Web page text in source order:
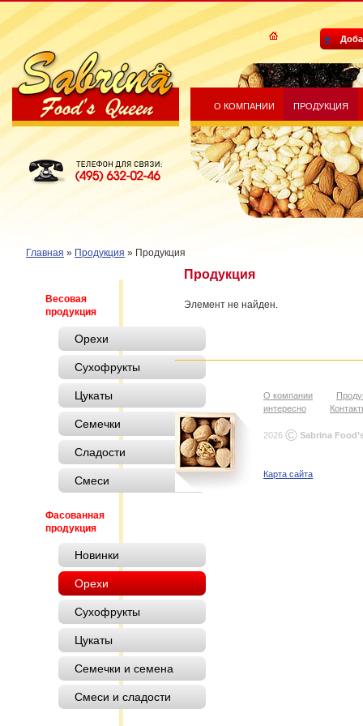
Sabrina Food's Queen
О КОМПАНИИ ПРОДУКЦИЯ
Главная » Продукция » Продукция
Весовая
продукция
Орехи
Сухофрукты
Цукаты
Семечки
Сладости
Смеси
Фасованная
продукция
Новинки
Орехи
Сухофрукты
Цукаты
Семечки и семена
Смеси и сладости
Продукция
Элемент не найден.
О компании
интересно
2026 © Sabrina
Карта сайта